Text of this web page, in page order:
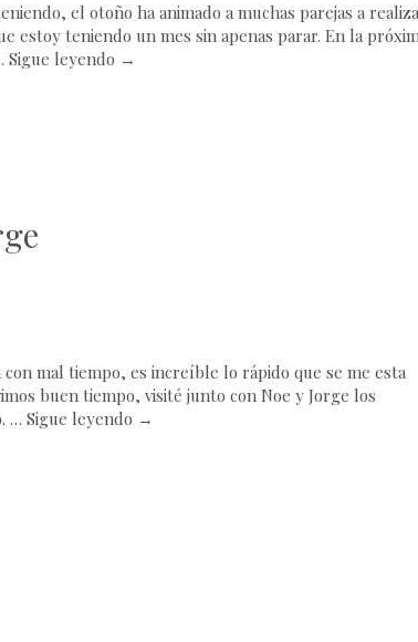
el otoño ha animado a muchas parejas a
estoy teniendo un mes sin apenas parar. En la
Sigue leyendo →
mal tiempo, es increíble lo rápido que se me esta
buen tiempo, visité junto con Noe y Jorge los
… Sigue leyendo →